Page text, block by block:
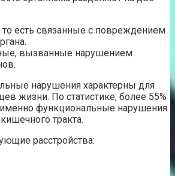
то есть связанные с повреждением
вызванные нарушением
нарушения характерны для
жизни. По статистике, более 55%
функциональные нарушения
тракта.
расстройства: